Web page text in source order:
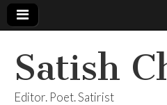
Satish
Editor. Poet. Satirist